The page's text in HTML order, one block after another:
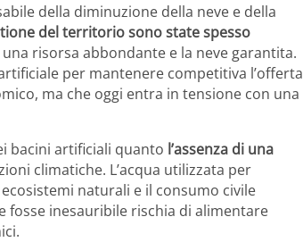
della diminuzione della neve e della
del territorio sono state spesso
risorsa abbondante e la neve garantita.
per mantenere competitiva l’offerta
ma che oggi entra in tensione con una
bacini artificiali quanto l’assenza di una
climatiche. L’acqua utilizzata per
naturali e il consumo civile
fosse inesauribile rischia di alimentare